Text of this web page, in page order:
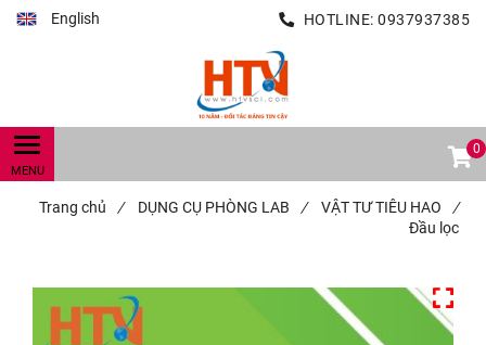
English HOTLINE: 0937937385
0
Trang chủ / DỤNG CỤ PHÒNG LAB / VẬT TƯ TIÊU HAO
/
Đầu lọc